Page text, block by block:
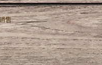
售